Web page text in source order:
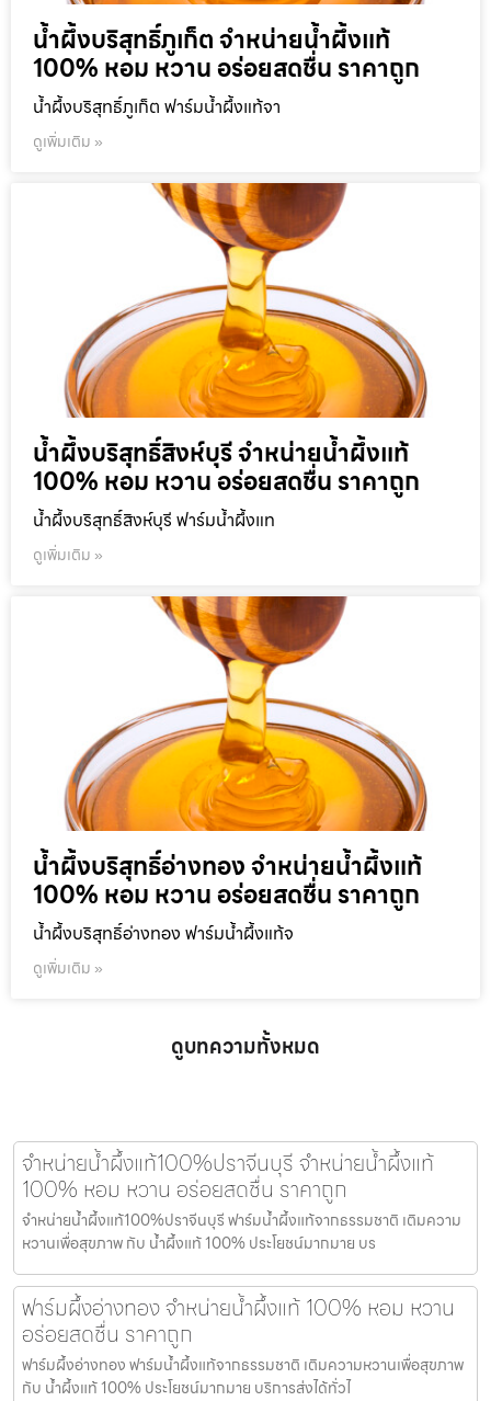
น้ำผึ้งบริสุทธิ์ภูเก็ต จำหน่ายน้ำผึ้งแท้
100% หอม หวาน อร่อยสดชื่น ราคาถูก
น้ำผึ้งบริสุทธิ์ภูเก็ต ฟาร์มน้ำผึ้งแท้จา
ดูเพิ่มเติม »
น้ำผึ้งบริสุทธิ์สิงห์บุรี จำหน่ายน้ำผึ้งแท้
100% หอม หวาน อร่อยสดชื่น ราคาถูก
น้ำผึ้งบริสุทธิ์สิงห์บุรี ฟาร์มน้ำผึ้งแท
ดูเพิ่มเติม »
น้ำผึ้งบริสุทธิ์อ่างทอง จำหน่ายน้ำผึ้งแท้
100% หอม หวาน อร่อยสดชื่น ราคาถูก
น้ำผึ้งบริสุทธิ์อ่างทอง ฟาร์มน้ำผึ้งแท้จ
ดูเพิ่มเติม »
ดูบทความทั้งหมด
จำหน่ายน้ำผึ้งแท้100%ปราจีนบุรี จำหน่ายน้ำผึ้งแท้
100% หอม หวาน อร่อยสดชื่น ราคาถูก
จำหน่ายน้ำผึ้งแท้100%ปราจีนบุรี ฟาร์มน้ำผึ้งแท้จากธรรมชาติ เติมความ
หวานเพื่อสุขภาพ กับ น้ำผึ้งแท้ 100% ประโยชน์มากมาย บร
ฟาร์มผึ้งอ่างทอง จำหน่ายน้ำผึ้งแท้ 100% หอม หวาน
อร่อยสดชื่น ราคาถูก
ฟาร์มผึ้งอ่างทอง ฟาร์มน้ำผึ้งแท้จากธรรมชาติ เติมความหวานเพื่อสุขภาพ
กับ น้ำผึ้งแท้ 100% ประโยชน์มากมาย บริการส่งได้ทั่วไ